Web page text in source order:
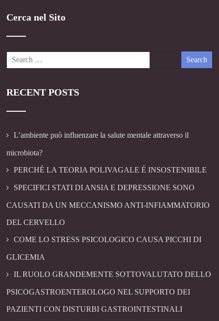
Cerca nel Sito
RECENT POSTS
L’ambiente può influenzare la salute mentale attraverso il
microbiota?
PERCHÉ LA TEORIA POLIVAGALE É INSOSTENIBILE
SPECIFICI STATI DI ANSIA E DEPRESSIONE SONO
CAUSATI DA UN MECCANISMO ANTI-INFIAMMATORIO
DEL CERVELLO
COME LO STRESS PSICOLOGICO CAUSA PICCHI DI
GLICEMIA
IL RUOLO GRANDEMENTE SOTTOVALUTATO DELLO
PSICOGASTROENTEROLOGO NEL SUPPORTO DEI
PAZIENTI CON DISTURBI GASTROINTESTINALI